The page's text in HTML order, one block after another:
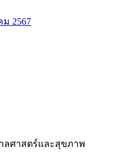
2567
ลศาสตร์และสุขภาพ